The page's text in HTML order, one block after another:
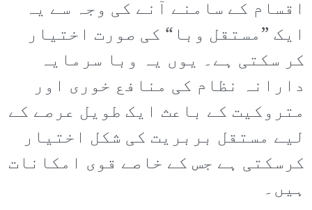
اقسام کے سامنے آنے کی وجہ سے یہ
ایک ”مستقل وبا“ کی صورت اختیار
کر سکتی ہے۔ یوں یہ وبا سرمایہ
دارانہ نظام کی منافع خوری اور
متروکیت کے باعث ایک طویل عرصے کے
لیے مستقل بربریت کی شکل اختیار
کرسکتی ہے جس کے خاصے قوی امکانات
ہیں۔